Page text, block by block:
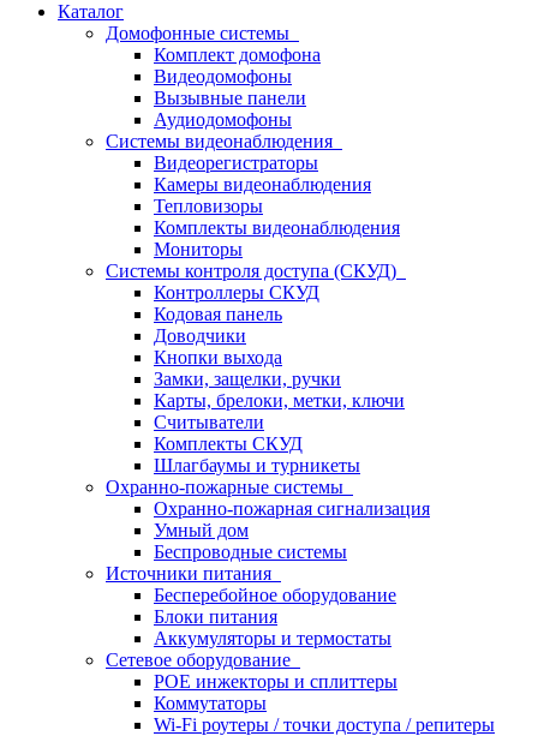
Каталог
Домофонные системы
Комплект домофона
Видеодомофоны
Вызывные панели
Аудиодомофоны
Системы видеонаблюдения
Видеорегистраторы
Камеры видеонаблюдения
Тепловизоры
Комплекты видеонаблюдения
Мониторы
Системы контроля доступа (СКУД)
Контроллеры СКУД
Кодовая панель
Доводчики
Кнопки выхода
Замки, защелки, ручки
Карты, брелоки, метки, ключи
Считыватели
Комплекты СКУД
Шлагбаумы и турникеты
Охранно-пожарные системы
Охранно-пожарная сигнализация
Умный дом
Беспроводные системы
Источники питания
Бесперебойное оборудование
Блоки питания
Аккумуляторы и термостаты
Сетевое оборудование
POE инжекторы и сплиттеры
Коммутаторы
Wi-Fi роутеры / точки доступа / репитеры